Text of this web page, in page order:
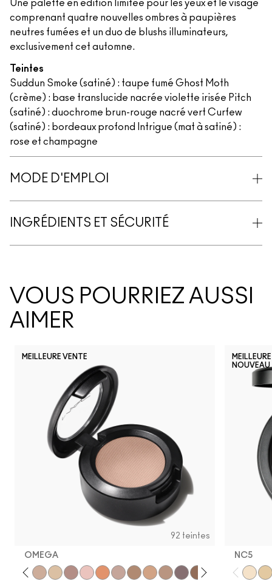
Une palette en édition limitée pour les yeux et le visage
comprenant quatre nouvelles ombres à paupières
neutres fumées et un duo de blushs illuminateurs,
exclusivement cet automne.
Teintes
Suddun Smoke (satiné) : taupe fumé Ghost Moth
(crème) : base translucide nacrée violette irisée Pitch
(satiné) : duochrome brun-rouge nacré vert Curfew
(satiné) : bordeaux profond Intrigue (mat à satiné) :
rose et champagne
MODE D'EMPLOI
INGRÉDIENTS ET SÉCURITÉ
VOUS POURRIEZ AUSSI
AIMER
MEILLEURE VENTE
92 teintes
OMEGA
NOUVEAU
NC5